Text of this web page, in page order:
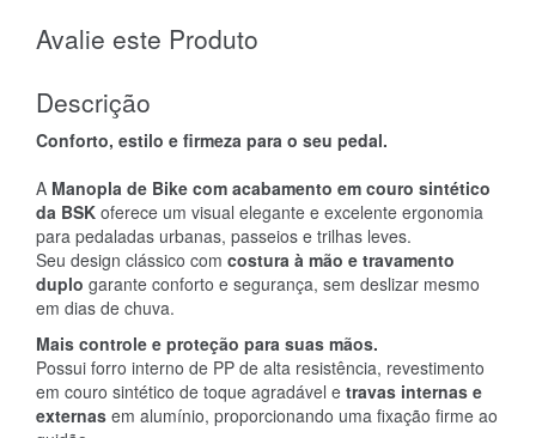
Avalie este Produto
Descrição
Conforto, estilo e firmeza para o seu pedal.
A Manopla de Bike com acabamento em couro sintético
da BSK oferece um visual elegante e excelente ergonomia
para pedaladas urbanas, passeios e trilhas leves.
Seu design clássico com costura à mão e travamento
duplo garante conforto e segurança, sem deslizar mesmo
em dias de chuva.
Mais controle e proteção para suas mãos.
Possui forro interno de PP de alta resistência, revestimento
em couro sintético de toque agradável e travas internas e
externas em alumínio, proporcionando uma fixação firme ao